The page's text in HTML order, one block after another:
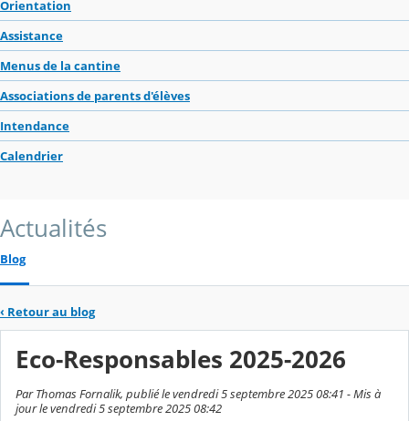
Orientation
Assistance
Menus de la cantine
Associations de parents d'élèves
Intendance
Calendrier
Actualités
Blog
‹ Retour au blog
Eco-Responsables 2025-2026
Par Thomas Fornalik, publié le vendredi 5 septembre 2025 08:41 - Mis à
jour le vendredi 5 septembre 2025 08:42